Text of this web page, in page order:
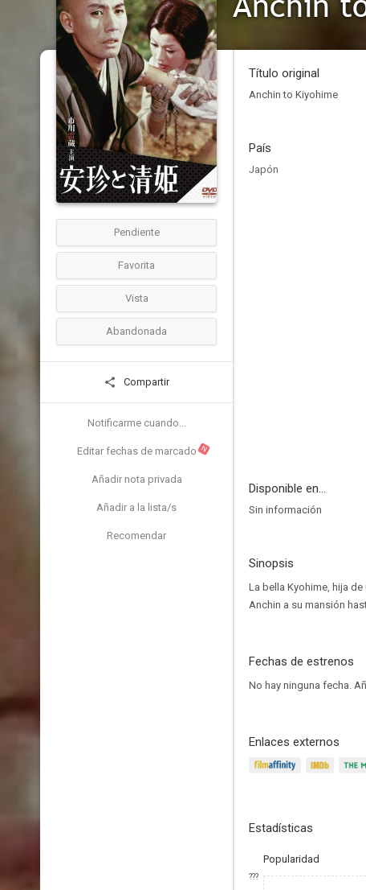
Pendiente
Favorita
Vista
Abandonada
Compartir
Notificarme cuando...
Editar fechas de marcado N
Añadir nota privada
Añadir a la lista/s
Recomendar
Título original
Anchin to Kiyohime
País
Japón
Disponible en...
Sin información
Sinopsis
La bella Kyohime, hija
Anchin a su mansión
Fechas de estrenos
No hay ninguna fecha.
Enlaces externos
Estadísticas
Popularidad
???